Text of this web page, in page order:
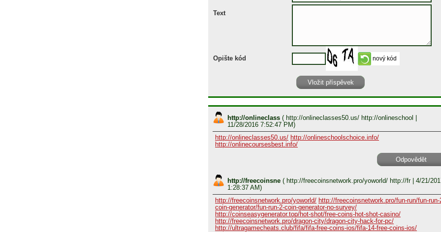
Text
Opište kód
http://onlineclass ( http://onlineclasses50.us/ http://onlineschool
11/28/2016 7:52:47 PM)
http://onlineclasses50.us/ http://onlineschoolschoice.info/
http://onlinecoursesbest.info/
Odpovědět
http://freecoinsne ( http://freecoinsnetwork.pro/yoworld/ http://fr| 4/21/
1:28:37 AM)
http://freecoinsnetwork.pro/yoworld/ http://freecoinsnetwork.pro/fun-run/fun-run-
coin-generator/fun-run-2-coin-generator-no-survey/
http://coinseasygenerator.top/hot-shot/free-coins-hot-shot-casino/
http://freecoinsnetwork.pro/dragon-city/dragon-city-hack-for-pc/
http://ultragamecheats.club/fifa/fifa-free-coins-ios/fifa-14-free-coins-ios/